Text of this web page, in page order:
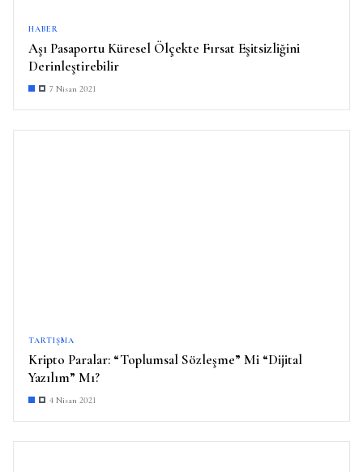
HABER
Aşı Pasaportu Küresel Ölçekte Fırsat Eşitsizliğini
Derinleştirebilir
7 Nisan 2021
TARTIŞMA
Kripto Paralar: “Toplumsal Sözleşme” Mi “Dijital
Yazılım” Mı?
4 Nisan 2021